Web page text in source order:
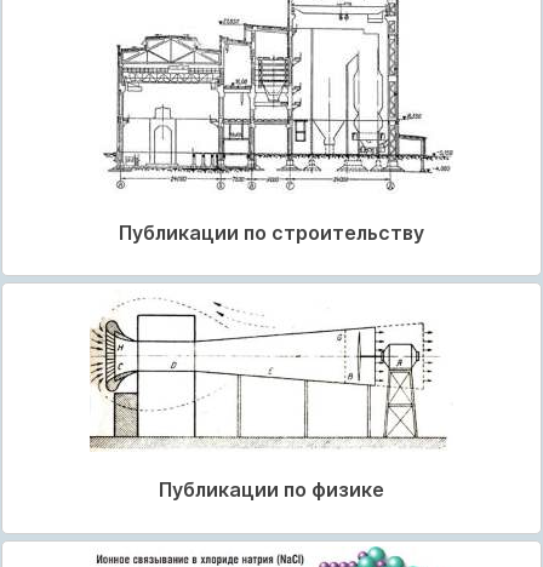
Публикации по строительству
Публикации по физике